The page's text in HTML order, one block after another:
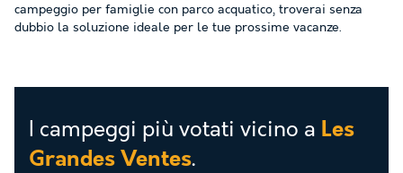
campeggio per famiglie con parco acquatico, troverai senza
dubbio la soluzione ideale per le tue prossime vacanze.
I campeggi più votati vicino a Les
Grandes Ventes.